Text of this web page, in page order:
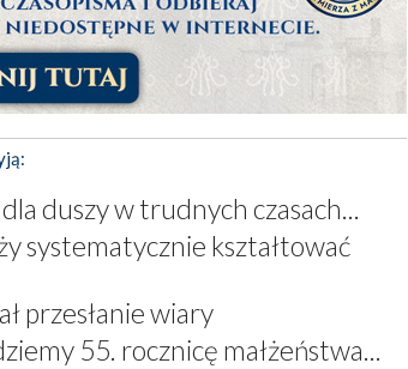
duszy w trudnych czasach...
systematycznie kształtować
przesłanie wiary
55. rocznicę małżeństwa...